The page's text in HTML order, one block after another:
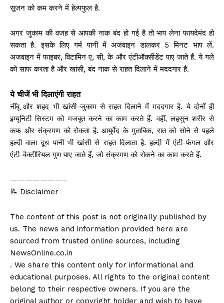
सूजन को कम करने में हेल्पफुल है.
अगर जुकाम की वजह से आपकी नाक बंद हो गई है तो भाप लेना फायदेमंद हो
सकता है. इसके लिए गर्म पानी में अजवाइन डालकर 5 मिनट भाप लें.
अजवाइन में फाइबर, विटामिन ए, सी, के और एंटीऑक्सीडेंट पाए जाते हैं. ये गले
को साफ करता है और खांसी, बंद नाक से राहत दिलाने में मददगार है.
ये चीजें भी दिलाएंगी राहत
नींबू और शहद भी खांसी-जुकाम से राहत दिलाने में मददगार है. ये दोनों ही
इम्यूनिटी सिस्टम को मजबूत करने का काम करते हैं. वहीं, लहसुन शरीर से
कफ और संक्रमण को रोकता है. आयुर्वेद के मुताबिक, रात को सोने से पहले
हल्दी वाला दूध पानी भी खांसी से राहत दिलाता है. हल्दी में एंटी-फंगल और
एंटी-बैक्टीरियल गुण पाए जाते हैं, जो संक्रमण को रोकने का काम करते हैं.
———————–
📝 Disclaimer
The content of this post is not originally published by
us. The news and information provided here are
sourced from trusted online sources, including
NewsOnline.co.in
. We share this content only for informational and
educational purposes. All rights to the original content
belong to their respective owners. If you are the
original author or copyright holder and wish to have